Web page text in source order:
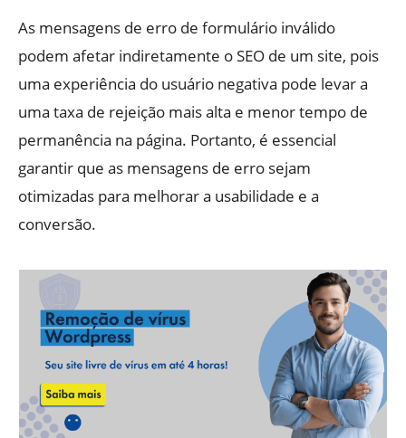
As mensagens de erro de formulário inválido
podem afetar indiretamente o SEO de um site, pois
uma experiência do usuário negativa pode levar a
uma taxa de rejeição mais alta e menor tempo de
permanência na página. Portanto, é essencial
garantir que as mensagens de erro sejam
otimizadas para melhorar a usabilidade e a
conversão.